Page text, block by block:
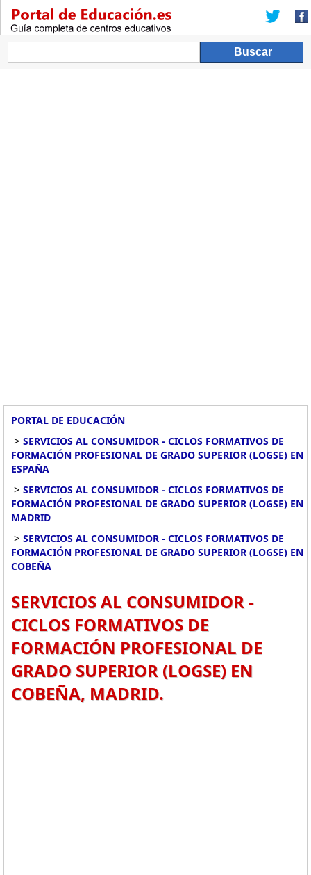
PORTAL DE EDUCACIÓN
> SERVICIOS AL CONSUMIDOR - CICLOS FORMATIVOS DE
FORMACIÓN PROFESIONAL DE GRADO SUPERIOR (LOGSE) EN
ESPAÑA
> SERVICIOS AL CONSUMIDOR - CICLOS FORMATIVOS DE
FORMACIÓN PROFESIONAL DE GRADO SUPERIOR (LOGSE) EN
MADRID
> SERVICIOS AL CONSUMIDOR - CICLOS FORMATIVOS DE
FORMACIÓN PROFESIONAL DE GRADO SUPERIOR (LOGSE) EN
COBEÑA
SERVICIOS AL CONSUMIDOR -
CICLOS FORMATIVOS DE
FORMACIÓN PROFESIONAL DE
GRADO SUPERIOR (LOGSE) EN
COBEÑA, MADRID.